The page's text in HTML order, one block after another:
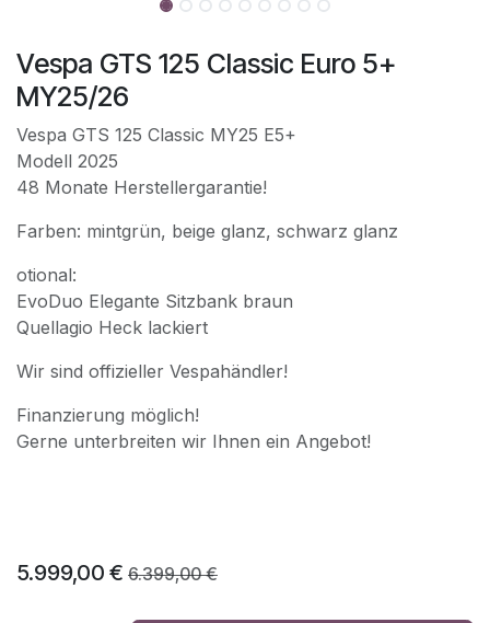
Vespa GTS 125 Classic Euro 5+
MY25/26
Vespa GTS 125 Classic MY25 E5+
Modell 2025
48 Monate Herstellergarantie!
Farben: mintgrün, beige glanz, schwarz glanz
otional:
EvoDuo Elegante Sitzbank braun
Quellagio Heck lackiert
Wir sind offizieller Vespahändler!
Finanzierung möglich!
Gerne unterbreiten wir Ihnen ein Angebot!
5.999,00 € 6.399,00€